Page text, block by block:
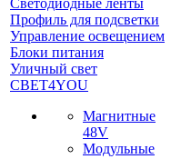
Светодиодные ленты
Профиль для подсветки
Управление освещением
Блоки питания
Уличный свет
СВЕТ4YOU
Магнитные
48V
Модульные